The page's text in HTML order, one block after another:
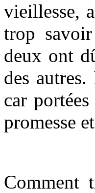
vieillesse,
trop
deux ont
des
car
promesse
Comment